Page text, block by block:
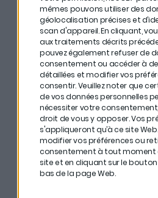
mêmes pouvons utiliser des
géolocalisation précises et
scan d'appareil. En cliquant,
aux traitements décrits
pouvez également refuser de
consentement ou accéder à
détaillées et modifier vos
consentir.Veuillez noter que
de vos données personnelles
nécessiter votre
droit de vous y opposer. Vos
s'appliqueront qu’à ce site
modifier vos préférences ou
consentement à tout moment
site et en cliquant sur le
bas de la page Web.
deviendront pas des licornes.
Avant d’investir dans une
valorisation. Pour cela, c’est
montant que cherche à lever
dilution qu’il recherche.
Si vous voulez augmenter
startup française devienne une
d’avoir une vision internationale
boîtes trop franco-françaises